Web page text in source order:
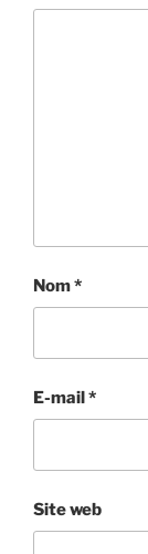
Nom*
E-mail*
Site web